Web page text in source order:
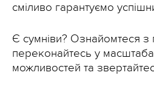
сміливо гарантуємо
Є сумніви? Ознайомтеся з
переконайтесь у
можливостей та